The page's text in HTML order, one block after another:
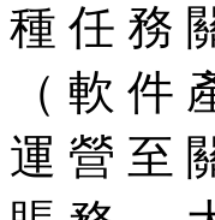
種 任 務
（ 軟 件
運 營 至